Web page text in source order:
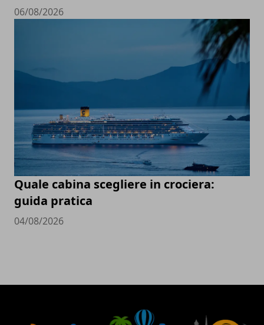
06/08/2026
Quale cabina scegliere in crociera:
guida pratica
04/08/2026